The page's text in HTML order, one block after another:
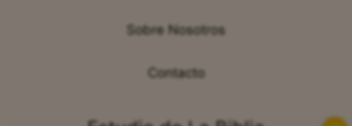
Sobre Nosotros
Contacto